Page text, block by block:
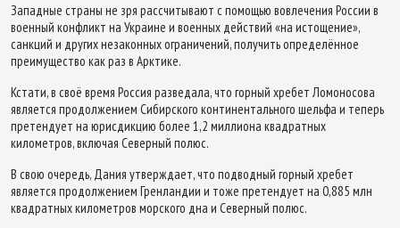
Западные страны не зря рассчитывают с помощью вовлечения России в
военный конфликт на Украине и военных действий «на истощение»,
санкций и других незаконных ограничений, получить определённое
преимущество как раз в Арктике.
Кстати, в своё время Россия разведала, что горный хребет Ломоносова
является продолжением Сибирского континентального шельфа и теперь
претендует на юрисдикцию более 1,2 миллиона квадратных
километров, включая Северный полюс.
В свою очередь, Дания утверждает, что подводный горный хребет
является продолжением Гренландии и тоже претендует на 0,885 млн
квадратных километров морского дна и Северный полюс.